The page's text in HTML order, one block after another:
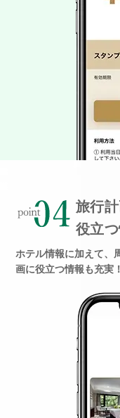
旅行
役立
ホテル情報に加えて、
画に役立つ情報も充実！